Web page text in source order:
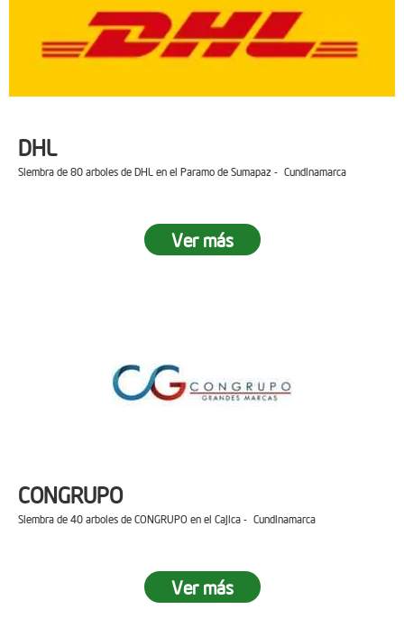
DHL
Siembra de 80 arboles de DHL en el Paramo de Sumapaz - Cundinamarca
Ver más
CONGRUPO
Siembra de 40 arboles de CONGRUPO en el Cajica - Cundinamarca
Ver más